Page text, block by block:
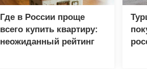
Где в России проще
всего купить квартиру:
неожиданный рейтинг